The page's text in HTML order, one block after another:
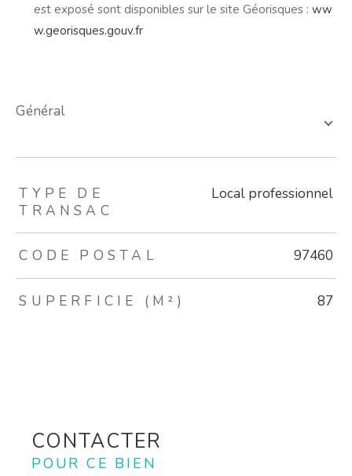
est exposé sont disponibles sur le site Géorisques : ww
w.georisques.gouv.fr
général
TRAD_ZEPHYR_Caracteristique TRAD_ZEPHYR_Valeurs
TYPE DE
TRANSAC
Local professionnel
CODE POSTAL 97460
SUPERFICIE (M²) 87
CONTACTER
POUR CE BIEN